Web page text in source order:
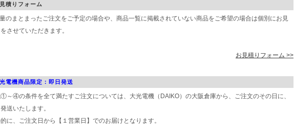
積りフォーム
のまとまったご注文をご予定の場合や、商品一覧に掲載されていない商品をご希望の場合は個別にお見
させていただきます。
お見積りフォーム >>
電機商品限定：即日発送
～④の条件を全て満たすご注文については、大光電機（DAIKO）の大阪倉庫から、ご注文のその日に、
送いたします。
に、ご注文日から【１営業日】でのお届けとなります。